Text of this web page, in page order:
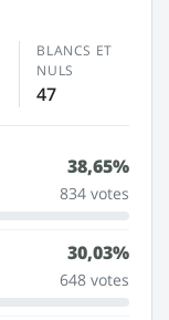
BLANCS ET
NULS
47
38,65%
834 votes
30,03%
648 votes